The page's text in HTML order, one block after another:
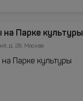
Парке культуры
д. 29, Москва